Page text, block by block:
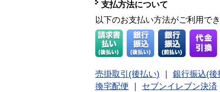
支払方法について
以下のお支払い方法がご利用で
売掛取引(後払い)
銀行振込(後
換宅配便
セブンイレブン決済